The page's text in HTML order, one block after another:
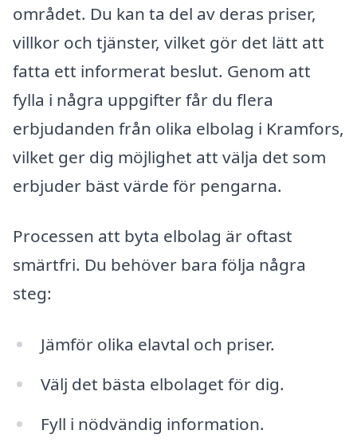
området. Du kan ta del av deras priser,
villkor och tjänster, vilket gör det lätt att
fatta ett informerat beslut. Genom att
fylla i några uppgifter får du flera
erbjudanden från olika elbolag i Kramfors,
vilket ger dig möjlighet att välja det som
erbjuder bäst värde för pengarna.
Processen att byta elbolag är oftast
smärtfri. Du behöver bara följa några
steg:
Jämför olika elavtal och priser.
Välj det bästa elbolaget för dig.
Fyll i nödvändig information.